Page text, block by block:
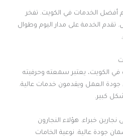
أفضل الخدمات في الكويت. تفخر
تقدم الخدمة على مدار اليوم وطوال
الكويت، يعتبر سمعته وحرفيته
جودة العمل ويقدمون خدمات عالية.
كبير.
نجارين خبراء. هؤلاء النجارون
جودة عالية. نوعية الخامات